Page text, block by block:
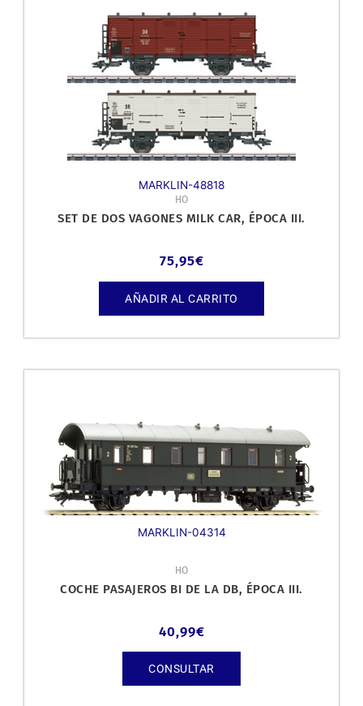
MARKLIN-48818
HO
SET DE DOS VAGONES MILK CAR, ÉPOCA III.
75,95€
AÑADIR AL CARRITO
MARKLIN-04314
HO
COCHE PASAJEROS BI DE LA DB, ÉPOCA III.
40,99€
CONSULTAR